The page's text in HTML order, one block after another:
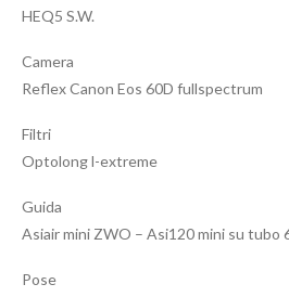
HEQ5 S.W.
Camera
Reflex Canon Eos 60D fullspectrum
Filtri
Optolong l-extreme
Guida
Asiair mini ZWO – Asi120 mini su tubo
Pose